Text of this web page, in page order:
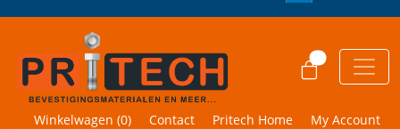
Winkelwagen (0) Contact Pritech Home My Account